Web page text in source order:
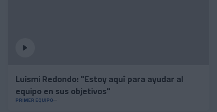
Luismi Redondo: "Estoy aquí para ayudar al
equipo en sus objetivos"
PRIMER EQUIPO